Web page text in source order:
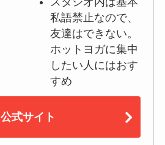
私語禁止なので、
友達はできない。
ホットヨガに集中
したい人にはおす
すめ
公式サイト